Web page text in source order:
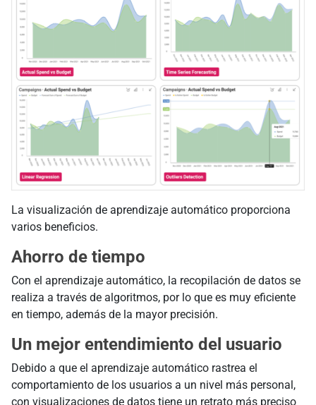
La visualización de aprendizaje automático proporciona
varios beneficios.
Ahorro de tiempo
Con el aprendizaje automático, la recopilación de datos se
realiza a través de algoritmos, por lo que es muy eficiente
en tiempo, además de la mayor precisión.
Un mejor entendimiento del usuario
Debido a que el aprendizaje automático rastrea el
comportamiento de los usuarios a un nivel más personal,
con visualizaciones de datos tiene un retrato más preciso